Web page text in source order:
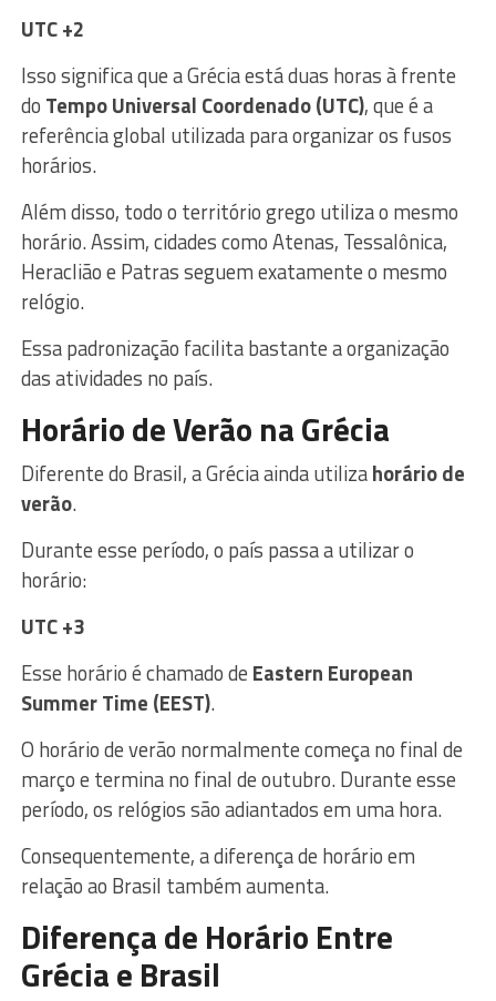
UTC +2
Isso significa que a Grécia está duas horas à frente
do Tempo Universal Coordenado (UTC), que é a
referência global utilizada para organizar os fusos
horários.
Além disso, todo o território grego utiliza o mesmo
horário. Assim, cidades como Atenas, Tessalônica,
Heraclião e Patras seguem exatamente o mesmo
relógio.
Essa padronização facilita bastante a organização
das atividades no país.
Horário de Verão na Grécia
Diferente do Brasil, a Grécia ainda utilizahorário de
verão.
Durante esse período, o país passa a utilizar o
horário:
UTC +3
Esse horário é chamado de Eastern European
Summer Time (EEST).
O horário de verão normalmente começa no final de
março e termina no final de outubro. Durante esse
período, os relógios são adiantados em uma hora.
Consequentemente, a diferença de horário em
relação ao Brasil também aumenta.
Diferença de Horário Entre
Grécia e Brasil